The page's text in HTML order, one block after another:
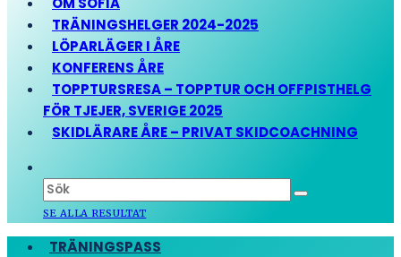
TRÄNINGSHELGER 2024-2025
LÖPARLÄGER I ÅRE
KONFERENS ÅRE
TOPPTURSRESA – TOPPTUR OCH OFFPISTHELG
FÖR TJEJER, SVERIGE 2025
SKIDLÄRARE ÅRE – PRIVAT SKIDCOACHNING
SE ALLA RESULTAT
TRÄNINGSPASS